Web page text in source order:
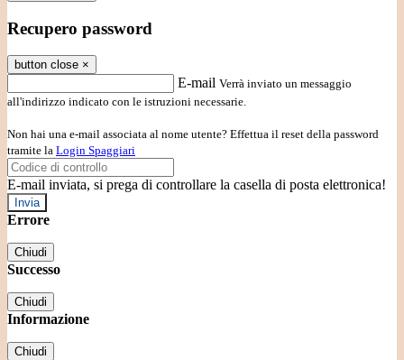
Recupero password
button close ×
E-mail Verrà inviato un messaggio
all'indirizzo indicato con le istruzioni necessarie.
Non hai una e-mail associata al nome utente? Effettua il reset della password
tramite la Login Spaggiari
E-mail inviata, si prega di controllare la casella di posta elettronica!
Errore
Chiudi
Successo
Chiudi
Informazione
Chiudi